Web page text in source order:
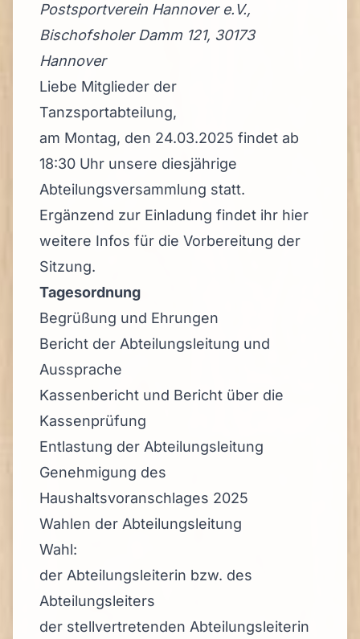
Postsportverein Hannover e.V.,
Bischofsholer Damm 121, 30173
Hannover
Liebe Mitglieder der
Tanzsportabteilung,
am Montag, den 24.03.2025 findet ab
18:30 Uhr unsere diesjährige
Abteilungsversammlung statt.
Ergänzend zur Einladung findet ihr hier
weitere Infos für die Vorbereitung der
Sitzung.
Tagesordnung
Begrüßung und Ehrungen
Bericht der Abteilungsleitung und
Aussprache
Kassenbericht und Bericht über die
Kassenprüfung
Entlastung der Abteilungsleitung
Genehmigung des
Haushaltsvoranschlages 2025
Wahlen der Abteilungsleitung
Wahl:
der Abteilungsleiterin bzw. des
Abteilungsleiters
der stellvertretenden Abteilungsleiterin